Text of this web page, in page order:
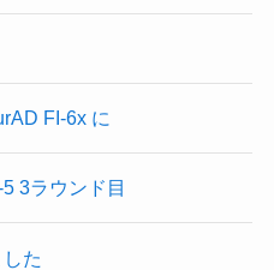
FI-6x に
3ラウンド目
た